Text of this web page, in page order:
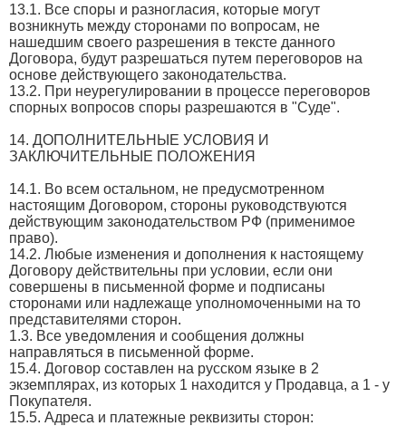
13.1. Все споры и разногласия, которые могут
возникнуть между сторонами по вопросам, не
нашедшим своего разрешения в тексте данного
Договора, будут разрешаться путем переговоров на
основе действующего законодательства.
13.2. При неурегулировании в процессе переговоров
спорных вопросов споры разрешаются в "Суде".
14. ДОПОЛНИТЕЛЬНЫЕ УСЛОВИЯ И
ЗАКЛЮЧИТЕЛЬНЫЕ ПОЛОЖЕНИЯ
14.1. Во всем остальном, не предусмотренном
настоящим Договором, стороны руководствуются
действующим законодательством РФ (применимое
право).
14.2. Любые изменения и дополнения к настоящему
Договору действительны при условии, если они
совершены в письменной форме и подписаны
сторонами или надлежаще уполномоченными на то
представителями сторон.
1.3. Все уведомления и сообщения должны
направляться в письменной форме.
15.4. Договор составлен на русском языке в 2
экземплярах, из которых 1 находится у Продавца, а 1 - у
Покупателя.
15.5. Адреса и платежные реквизиты сторон: